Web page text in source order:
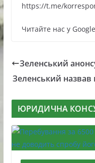
https://t.me/
Читайте нас у
Зеленський
Зеленський назвав
ЮРИДИЧНА